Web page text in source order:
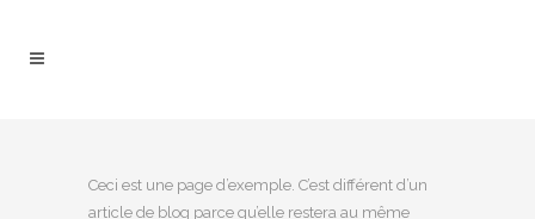
Ceci est une page d’exemple. C’est différent d’un
article de blog parce qu’elle restera au même